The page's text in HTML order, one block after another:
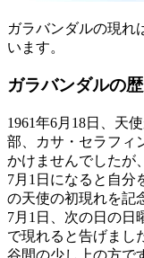
ガラバンダルの現れ
います。
ガラバンダルの
1961年6月18日、天
部、カサ・セラフィ
かけませんでしたが
7月1日になると自分
の天使の初現れを記
7月1日、次の日の日
で現れると告げまし